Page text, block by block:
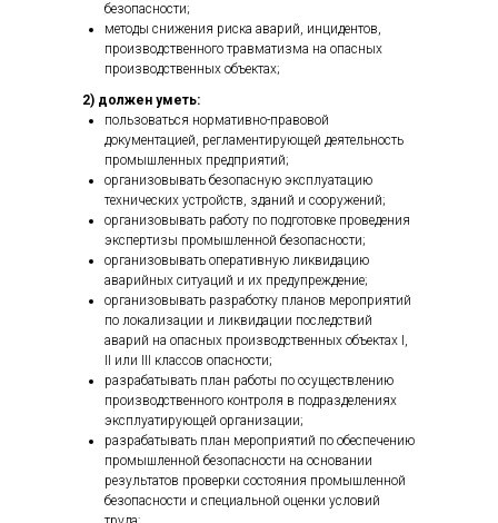
безопасности;
методы снижения риска аварий, инцидентов,
производственного травматизма на опасных
производственных объектах;
2) должен уметь:
пользоваться нормативно-правовой
документацией, регламентирующей деятельность
промышленных предприятий;
организовывать безопасную эксплуатацию
технических устройств, зданий и сооружений;
организовывать работу по подготовке проведения
экспертизы промышленной безопасности;
организовывать оперативную ликвидацию
аварийных ситуаций и их предупреждение;
организовывать разработку планов мероприятий
по локализации и ликвидации последствий
аварий на опасных производственных объектах I,
II или III классов опасности;
разрабатывать план работы по осуществлению
производственного контроля в подразделениях
эксплуатирующей организации;
разрабатывать план мероприятий по обеспечению
промышленной безопасности на основании
результатов проверки состояния промышленной
безопасности и специальной оценки условий